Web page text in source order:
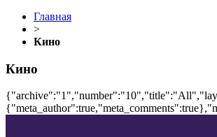
Главная
>
Кино
Кино